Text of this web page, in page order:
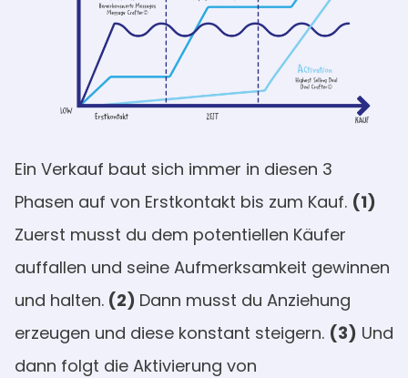
Ein Verkauf baut sich immer in diesen 3
Phasen auf von Erstkontakt bis zum Kauf. (1)
Zuerst musst du dem potentiellen Käufer
auffallen und seine Aufmerksamkeit gewinnen
und halten. (2) Dann musst du Anziehung
erzeugen und diese konstant steigern. (3) Und
dann folgt die Aktivierung von